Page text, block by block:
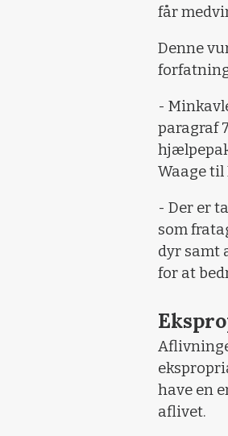
får
Denne
-
paragraf
Waage
- Der er
som
dyr samt
for at
have en
aflivet.